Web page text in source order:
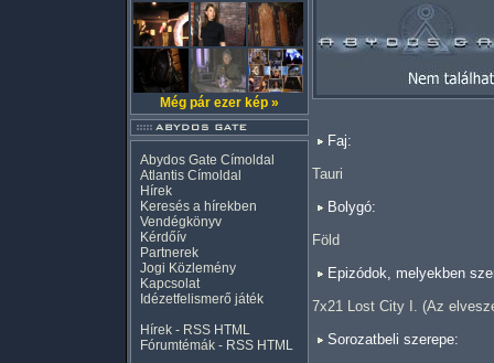
Még pár ezer kép »
Abydos Gate Címoldal
Atlantis Címoldal
Hírek
Keresés a hírekben
Vendégkönyv
Kérdőív
Partnerek
Jogi Közlemény
Kapcsolat
Idézetfelismerő játék
Hírek - RSS HTML
Fórumtémák - RSS HTML
Faj:
Tauri
Bolygó:
Föld
Epizódok, melyekben
7x21 Lost City I. (Az
Sorozatbeli szerepe: